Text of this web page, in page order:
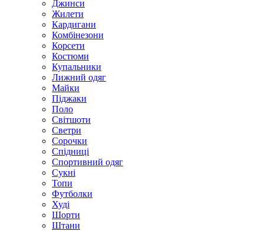
Джинси
Жилети
Кардигани
Комбінезони
Корсети
Костюми
Купальники
Лижний одяг
Майки
Піджаки
Поло
Світшоти
Светри
Сорочки
Спідниці
Спортивний одяг
Сукні
Топи
Футболки
Худі
Шорти
Штани